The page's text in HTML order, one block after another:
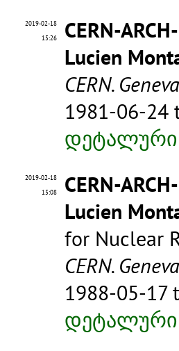
2019-02-18
15:26
CERN-
Lucien
CERN.
1981-06-24
დეტალური
2019-02-18
15:08
CERN-
Lucien
for Nuclear
CERN.
1988-05-17
დეტალური